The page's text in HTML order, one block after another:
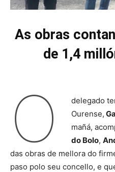
As obras
de 1,4
O
delegado
Ourense,
mañá,
do Bolo,
das obras de mellora do
paso polo seu concello, e